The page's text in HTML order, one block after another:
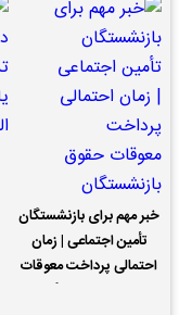
خبر مهم برای بازنشستگان
تأمین اجتماعی | زمان
احتمالی پرداخت معوقات